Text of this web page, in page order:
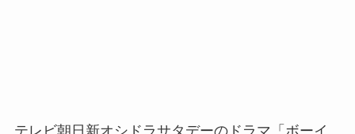
テレビ朝日新オシドラサタデーのドラマ「ボーイ